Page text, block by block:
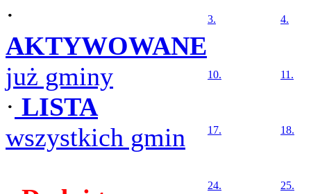
·
AKTYWOWANE
już gminy
· LISTA
wszystkich gmin
3. 4.
10. 11.
17. 18.
24. 25.